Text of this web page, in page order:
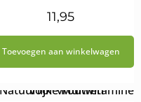
11,95
Toevoegen aan winkelwagen